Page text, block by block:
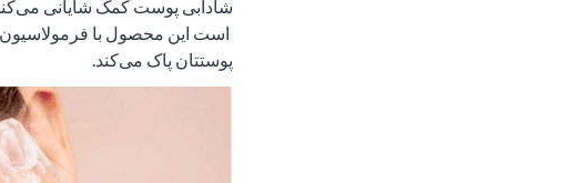
شادابی پوست کمک شایانی
است این محصول با فرمولاسیون
پوستتان پاک می‌کند.